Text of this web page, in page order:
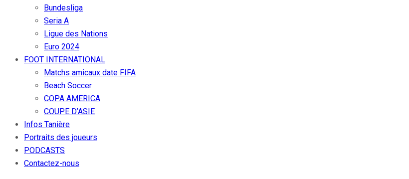
Bundesliga
Seria A
Ligue des Nations
Euro 2024
FOOT INTERNATIONAL
Matchs amicaux date FIFA
Beach Soccer
COPA AMERICA
COUPE D’ASIE
Infos Tanière
Portraits des joueurs
PODCASTS
Contactez-nous